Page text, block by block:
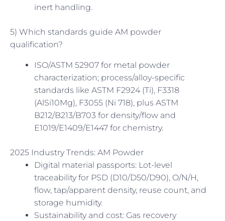
inert handling.
5) Which standards guide AM powder
qualification?
ISO/ASTM 52907 for metal powder
characterization; process/alloy-specific
standards like ASTM F2924 (Ti), F3318
(AlSi10Mg), F3055 (Ni 718), plus ASTM
B212/B213/B703 for density/flow and
E1019/E1409/E1447 for chemistry.
2025 Industry Trends: AM Powder
Digital material passports: Lot-level
traceability for PSD (D10/D50/D90), O/N/H,
flow, tap/apparent density, reuse count, and
storage humidity.
Sustainability and cost: Gas recovery